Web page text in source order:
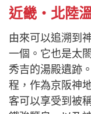
近畿・北陸
由來可以追溯到
一個。它也是太
秀吉的湯殿遺跡
程，作為京阪神
客可以享受到被